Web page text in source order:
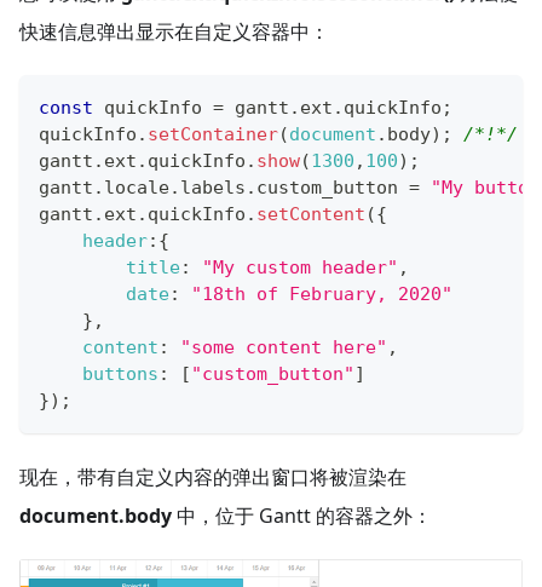
快速信息弹出显示在自定义容器中：
const quickInfo = gantt . ext . quickInfo ;
quickInfo . setContainer(document . body) ;
/*!*/
gantt . ext . quickInfo . show(1300 , 100) ;
gantt . locale. labels . custom_button =
"My
gantt . ext . quickInfo . setContent ({
header: {
title: "My custom header" ,
date:
"18th of February, 2020"
} ,
content : "some content here" ,
buttons : [ "custom_button" ]
}) ;
现在，带有自定义内容的弹出窗口将被渲染在
document.body中，位于 Gantt 的容器之外：